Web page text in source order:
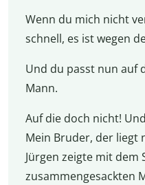
Wenn du mich nicht
schnell, es ist wegen
Und du passt nun auf
Mann.
Auf die doch nicht!
Mein Bruder, der liegt
Jürgen zeigte mit dem
zusammengesackten